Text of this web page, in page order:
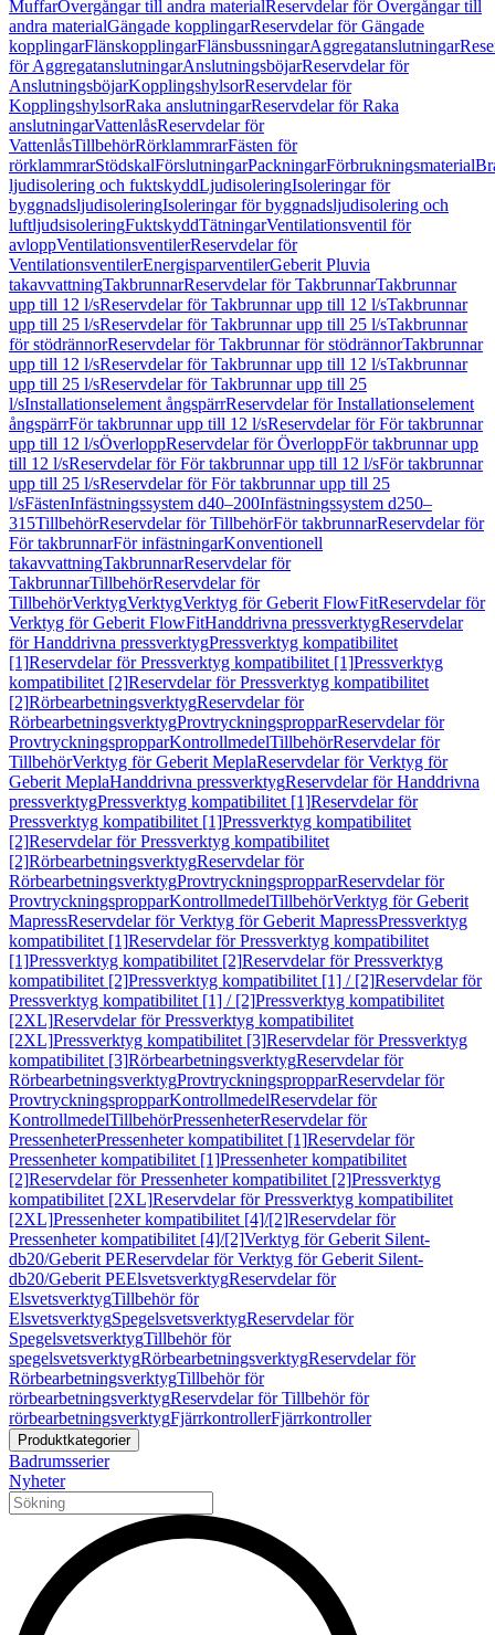
MuffarÖvergångar till andra materialReservdelar för Övergångar till
andra materialGängade kopplingarReservdelar för Gängade
kopplingarFlänskopplingarFlänsbussningarAggregatanslutningar
för AggregatanslutningarAnslutningsböjarReservdelar för
AnslutningsböjarKopplingshylsorReservdelar för
KopplingshylsorRaka anslutningarReservdelar för Raka
anslutningarVattenlåsReservdelar för
VattenlåsTillbehörRörklammrarFästen för
rörklammrarStödskalFörslutningarPackningarFörbrukningsmaterial
ljudisolering och fuktskyddLjudisoleringIsoleringar för
byggnadsljudisoleringIsoleringar för byggnadsljudisolering och
luftljudsisoleringFuktskyddTätningarVentilationsventil för
avloppVentilationsventilerReservdelar för
VentilationsventilerEnergisparventilerGeberit Pluvia
takavvattningTakbrunnarReservdelar för TakbrunnarTakbrunnar
upp till 12 l/sReservdelar för Takbrunnar upp till 12 l/sTakbrunnar
upp till 25 l/sReservdelar för Takbrunnar upp till 25 l/sTakbrunnar
för stödrännorReservdelar för Takbrunnar för stödrännorTakbrunnar
upp till 12 l/sReservdelar för Takbrunnar upp till 12 l/sTakbrunnar
upp till 25 l/sReservdelar för Takbrunnar upp till 25
l/sInstallationselement ångspärrReservdelar för Installationselement
ångspärrFör takbrunnar upp till 12 l/sReservdelar för För takbrunnar
upp till 12 l/sÖverloppReservdelar för ÖverloppFör takbrunnar upp
till 12 l/sReservdelar för För takbrunnar upp till 12 l/sFör takbrunnar
upp till 25 l/sReservdelar för För takbrunnar upp till 25
l/sFästenInfästningssystem d40–200Infästningssystem d250–
315TillbehörReservdelar för TillbehörFör takbrunnarReservdelar för
För takbrunnarFör infästningarKonventionell
takavvattningTakbrunnarReservdelar för
TakbrunnarTillbehörReservdelar för
TillbehörVerktygVerktygVerktyg för Geberit FlowFitReservdelar för
Verktyg för Geberit FlowFitHanddrivna pressverktygReservdelar
för Handdrivna pressverktygPressverktyg kompatibilitet
[1]Reservdelar för Pressverktyg kompatibilitet [1]Pressverktyg
kompatibilitet [2]Reservdelar för Pressverktyg kompatibilitet
[2]RörbearbetningsverktygReservdelar för
RörbearbetningsverktygProvtryckningspropparReservdelar för
ProvtryckningspropparKontrollmedelTillbehörReservdelar för
TillbehörVerktyg för Geberit MeplaReservdelar för Verktyg för
Geberit MeplaHanddrivna pressverktygReservdelar för Handdrivna
pressverktygPressverktyg kompatibilitet [1]Reservdelar för
Pressverktyg kompatibilitet [1]Pressverktyg kompatibilitet
[2]Reservdelar för Pressverktyg kompatibilitet
[2]RörbearbetningsverktygReservdelar för
RörbearbetningsverktygProvtryckningspropparReservdelar för
ProvtryckningspropparKontrollmedelTillbehörVerktyg för Geberit
MapressReservdelar för Verktyg för Geberit MapressPressverktyg
kompatibilitet [1]Reservdelar för Pressverktyg kompatibilitet
[1]Pressverktyg kompatibilitet [2]Reservdelar för Pressverktyg
kompatibilitet [2]Pressverktyg kompatibilitet [1] / [2]Reservdelar för
Pressverktyg kompatibilitet [1] / [2]Pressverktyg kompatibilitet
[2XL]Reservdelar för Pressverktyg kompatibilitet
[2XL]Pressverktyg kompatibilitet [3]Reservdelar för Pressverktyg
kompatibilitet [3]RörbearbetningsverktygReservdelar för
RörbearbetningsverktygProvtryckningspropparReservdelar för
ProvtryckningspropparKontrollmedelReservdelar för
KontrollmedelTillbehörPressenheterReservdelar för
PressenheterPressenheter kompatibilitet [1]Reservdelar för
Pressenheter kompatibilitet [1]Pressenheter kompatibilitet
[2]Reservdelar för Pressenheter kompatibilitet [2]Pressverktyg
kompatibilitet [2XL]Reservdelar för Pressverktyg kompatibilitet
[2XL]Pressenheter kompatibilitet [4]/[2]Reservdelar för
Pressenheter kompatibilitet [4]/[2]Verktyg för Geberit Silent-
db20/Geberit PEReservdelar för Verktyg för Geberit Silent-
db20/Geberit PEElsvetsverktygReservdelar för
ElsvetsverktygTillbehör för
ElsvetsverktygSpegelsvetsverktygReservdelar för
SpegelsvetsverktygTillbehör för
spegelsvetsverktygRörbearbetningsverktygReservdelar för
RörbearbetningsverktygTillbehör för
rörbearbetningsverktygReservdelar för Tillbehör för
rörbearbetningsverktygFjärrkontrollerFjärrkontroller
Produktkategorier
Badrumsserier
Nyheter